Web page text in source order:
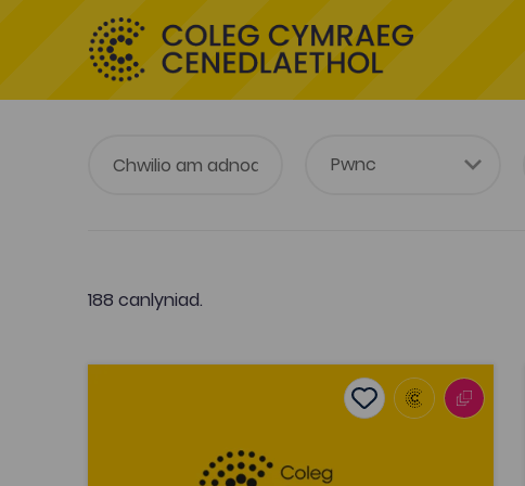
188 canlyniad.
Rôl ataliad mewn dwyieithrwydd
Add to favourites
Add to favourites
Rôl ataliad mewn dwyieithrwydd